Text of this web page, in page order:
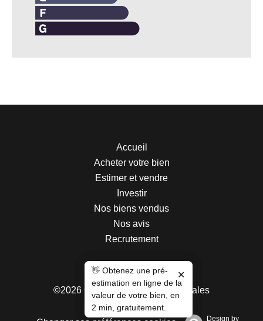
Accueil
Acheter votre bien
Estimer et vendre
Investir
Nos biens vendus
Nos avis
Recrutement
©2026 Centralym
Mentions légales
Honoraires d'agence
Design by
👋 Obtenez une pré-
estimation en ligne de la
valeur de votre bien, en
2 min, gratuitement.
✕
👋 Obtenez une pré-
estimation en ligne de la
valeur de votre bien, en
2 min, gratuitement.
✕